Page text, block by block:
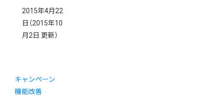
2015年4月22
日 （2015年10
月2日 更新）
キャンペーン
機能改善